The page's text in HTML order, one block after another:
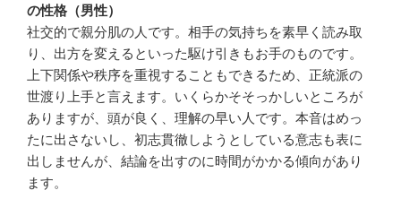
の性格（男性）
社交的で親分肌の人です。相手の気持ちを素早く読み取
り、出方を変えるといった駆け引きもお手のものです。
上下関係や秩序を重視することもできるため、正統派の
世渡り上手と言えます。いくらかそそっかしいところが
ありますが、頭が良く、理解の早い人です。本音はめっ
たに出さないし、初志貫徹しようとしている意志も表に
出しませんが、結論を出すのに時間がかかる傾向があり
ます。